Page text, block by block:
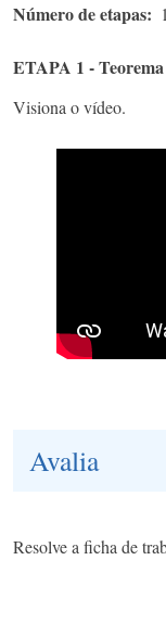
Número de etapas 1
ETAPA 1 -
Visiona o vídeo.
Avalia
Resolve a ficha de